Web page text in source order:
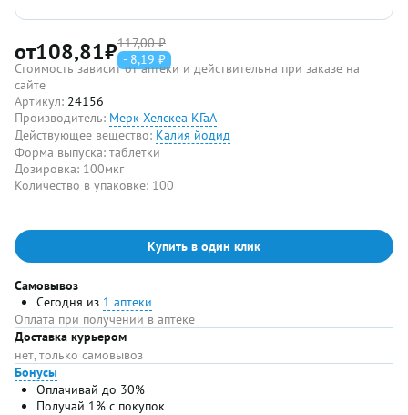
от108,81₽117,00 ₽
- 8,19 ₽
Стоимость зависит от аптеки и действительна при заказе на
сайте
Артикул: 24156
Производитель: Мерк Хелскеа КГаА
Действующее вещество: Калия йодид
Форма выпуска: таблетки
Дозировка: 100мкг
Количество в упаковке: 100
Купить в один клик
Самовывоз
Сегодня из 1 аптеки
Оплата при получении в аптеке
Доставка курьером
нет, только самовывоз
Бонусы
Оплачивай до 30%
Получай 1% с покупок